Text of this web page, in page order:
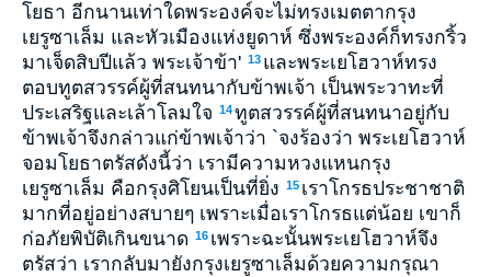
โยธา อีกนานเท่าใดพระองค์จะไม่ทรงเมตตากรุง
เยรูซาเล็ม และหัวเมืองแห่งยูดาห์ ซึ่งพระองค์ก็ทรงกริ้ว
มาเจ็ดสิบปีแล้ว พระเจ้าข้า' 13 และพระเยโฮวาห์ทรง
ตอบทูตสวรรค์ผู้ที่สนทนากับข้าพเจ้า เป็นพระวาทะที่
ประเสริฐและเล้าโลมใจ 14ทูตสวรรค์ผู้ที่สนทนาอยู่กับ
ข้าพเจ้าจึงกล่าวแก่ข้าพเจ้าว่า `จงร้องว่า พระเยโฮวาห์
จอมโยธาตรัสดังนี้ว่า เรามีความหวงแหนกรุง
เยรูซาเล็ม คือกรุงศิโยนเป็นที่ยิ่ง 15 เราโกรธประชาชาติ
มากที่อยู่อย่างสบายๆ เพราะเมื่อเราโกรธแต่น้อย เขาก็
ก่อภัยพิบัติเกินขนาด 16 เพราะฉะนั้นพระเยโฮวาห์จึง
ตรัสว่า เรากลับมายังกรุงเยรูซาเล็มด้วยความกรุณา